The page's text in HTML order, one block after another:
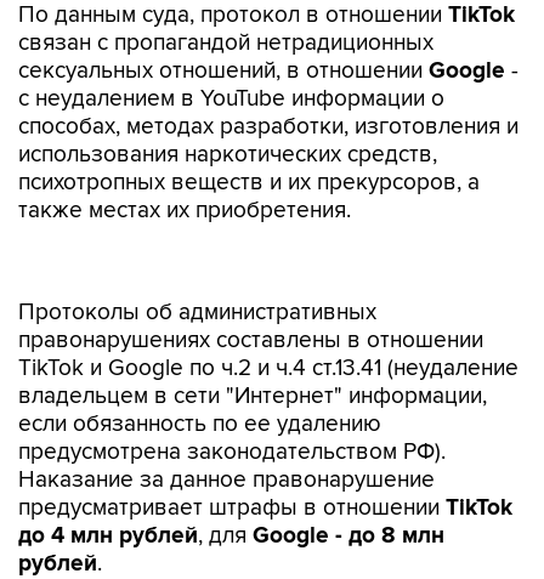
По данным суда, протокол в отношении TikTok
связан с пропагандой нетрадиционных
сексуальных отношений, в отношении Google -
с неудалением в YouTube информации о
способах, методах разработки, изготовления и
использования наркотических средств,
психотропных веществ и их прекурсоров, а
также местах их приобретения.
Протоколы об административных
правонарушениях составлены в отношении
TikTok и Google по ч.2 и ч.4 ст.13.41 (неудаление
владельцем в сети "Интернет" информации,
если обязанность по ее удалению
предусмотрена законодательством РФ).
Наказание за данное правонарушение
предусматривает штрафы в отношении TikTok
до 4 млн рублей, для Google - до 8 млн
рублей.